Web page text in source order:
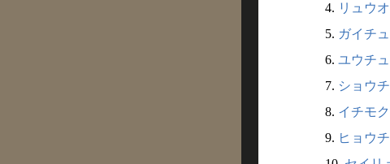
4. リュウ
5. ガイチ
6. ユウチ
7. ショウ
8. イチモ
9. ヒョウ